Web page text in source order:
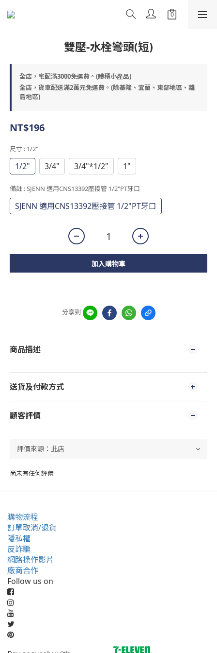
雙壓-水栓彎頭(短)
全店，宅配滿3000免運費。(體積小產品)
全店，貨車配送滿2萬元免運費。(除基隆、宜蘭、東部地區、離
島地區)
NT$196
尺寸 : 1/2"
1/2" 3/4" 3/4"*1/2" 1"
備註 : SJENN 適用CNS13392壓接管 1/2"PT牙口
SJENN 適用CNS13392壓接管 1/2"PT牙口
加入購物車
分享到
商品描述
送貨及付款方式
顧客評價
尚未有任何評價
購物流程
訂單取消/退貨
隱私權
反詐騙
網路操作影片
廠商合作
Follow us on